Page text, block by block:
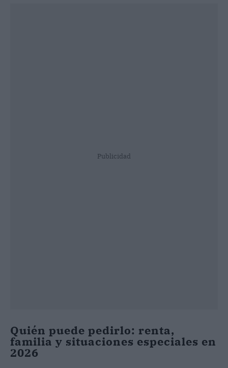
Publicidad
Quién puede pedirlo: renta,
familia y situaciones especiales en
2026